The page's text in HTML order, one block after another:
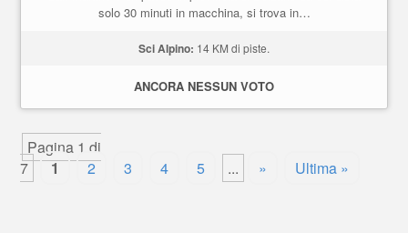
solo 30 minuti in macchina, si trova in…
Sci Alpino: 14 KM di piste.
ANCORA NESSUN VOTO
Pagina 1 di
7
1 2 3 4 5 ... » Ultima »